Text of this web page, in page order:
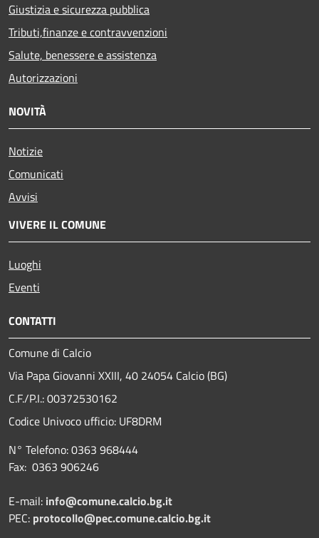
Giustizia e sicurezza pubblica
Tributi,finanze e contravvenzioni
Salute, benessere e assistenza
Autorizzazioni
NOVITÀ
Notizie
Comunicati
Avvisi
VIVERE IL COMUNE
Luoghi
Eventi
CONTATTI
Comune di Calcio
Via Papa Giovanni XXIII, 40 24054 Calcio (BG)
C.F./P.I.: 00372530162
Codice Univoco ufficio: UF8DRM
N° Telefono: 0363 968444
Fax: 0363 906246
E-mail: info@comune.calcio.bg.it
PEC: protocollo@pec.comune.calcio.bg.it